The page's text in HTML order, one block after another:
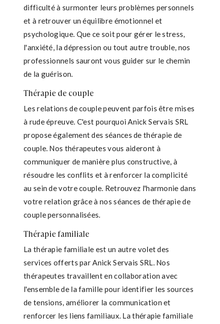
difficulté à surmonter leurs problèmes personnels
et à retrouver un équilibre émotionnel et
psychologique. Que ce soit pour gérer le stress,
l'anxiété, la dépression ou tout autre trouble, nos
professionnels sauront vous guider sur le chemin
de la guérison.
Thérapie de couple
Les relations de couple peuvent parfois être mises
à rude épreuve. C'est pourquoi Anick Servais SRL
propose également des séances de thérapie de
couple. Nos thérapeutes vous aideront à
communiquer de manière plus constructive, à
résoudre les conflits et à renforcer la complicité
au sein de votre couple. Retrouvez l'harmonie dans
votre relation grâce à nos séances de thérapie de
couple personnalisées.
Thérapie familiale
La thérapie familiale est un autre volet des
services offerts par Anick Servais SRL. Nos
thérapeutes travaillent en collaboration avec
l'ensemble de la famille pour identifier les sources
de tensions, améliorer la communication et
renforcer les liens familiaux. La thérapie familiale